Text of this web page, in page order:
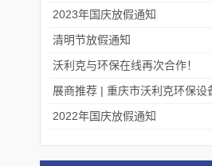
2023年国庆放假通知
清明节放假通知
沃利克与环保在线再次合作！
2022年国庆放假通知